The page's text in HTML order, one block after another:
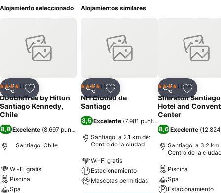
Alojamiento seleccionado
CompartirAgregar a favoritos
4 EstrellasHotel
DoubleTree by Hilton
Santiago Kennedy,
Chile
8,8 Excelente (8.697 puntuaciones
Santiago, Chile
Wi-Fi gratis
Piscina
Spa
Alojamientos similares
CompartirAgregar a favoritos
4 EstrellasHotel
NH Ciudad de
Santiago
8,5 Excelente (7.981 puntuaciones
Santiago, a 2.1 km de:
Centro de la ciudad
Wi-Fi gratis
Estacionamiento
Mascotas permitidas
CompartirAgregar
4 EstrellasHotel
Sheraton Santiago
Hotel and
Center
8,6 Excelente (
Santiago, a 3.2 km
Centro de la ciudad
Piscina
Spa
Estacionamiento